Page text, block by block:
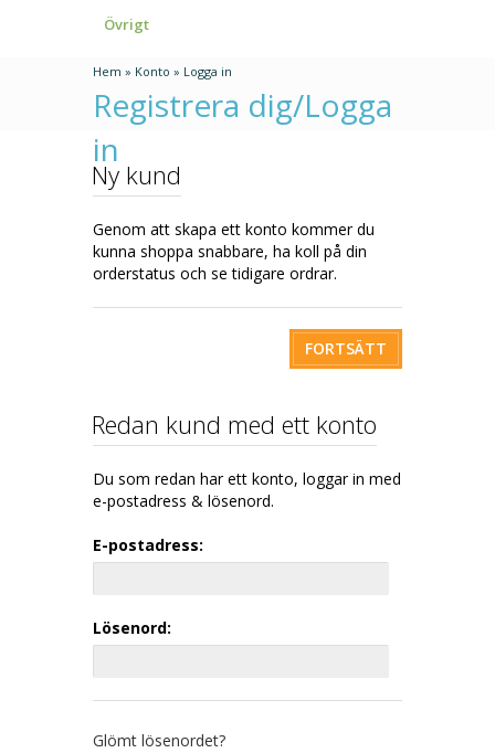
Övrigt
Hem » Konto » Logga in
Registrera dig/Logga
in
Ny kund
Genom att skapa ett konto kommer du
kunna shoppa snabbare, ha koll på din
orderstatus och se tidigare ordrar.
FORTSÄTT
Redan kund med ett konto
Du som redan har ett konto, loggar in med
e-postadress & lösenord.
E-postadress:
Lösenord:
Glömt lösenordet?